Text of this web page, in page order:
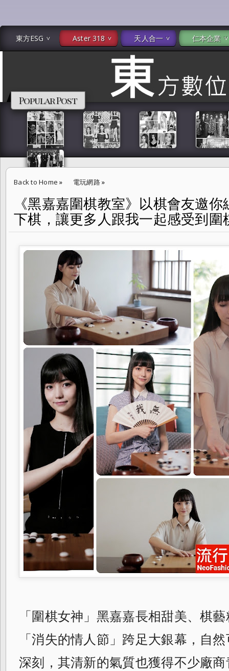
東方ESG Aster 318 天人合一 仁本企業
Popular Post
Back to Home » 電玩網路»
《黑嘉嘉圍棋教室》以棋會友邀你線上見 黑嘉嘉:「我熱愛下棋，讓更
EDN
《黑嘉嘉圍棋教室》以棋會友邀
下棋，讓更多人跟我一起感受到圍
「圍棋女神」 黑嘉嘉長相甜美、棋
「消失的情人節」 跨足大銀幕，自
深刻， 其清新的氣質也獲得不少廠